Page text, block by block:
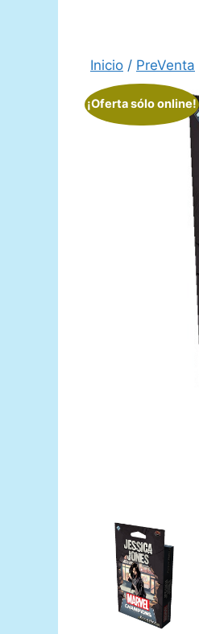
Inicio / PreVenta
¡Oferta sólo online!